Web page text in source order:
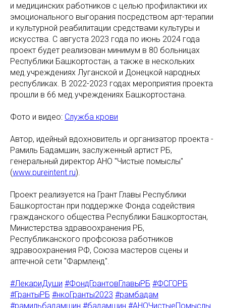
и медицинских работников с целью профилактики их
эмоционального выгорания посредством арт-терапии
и культурной реабилитации средствами культуры и
искусства. С августа 2023 года по июнь 2024 года
проект будет реализован минимум в 80 больницах
Республики Башкортостан, а также в нескольких
мед.учреждениях Луганской и Донецкой народных
республиках. В 2022-2023 годах мероприятия проекта
прошли в 66 мед.учреждениях Башкортостана.
Фото и видео: Служба крови
Автор, идейный вдохновитель и организатор проекта -
Рамиль Бадамшин, заслуженный артист РБ,
генеральный директор АНО "Чистые помыслы"
(www.pureintent.ru).
Проект реализуется на Грант Главы Республики
Башкортостан при поддержке Фонда содействия
гражданского общества Республики Башкортостан,
Министерства здравоохранения РБ,
Республиканского профсоюза работников
здравоохранения РФ, Союза мастеров сцены и
аптечной сети "Фармленд".
#ЛекариДуши #ФондГрантовГлавыРБ #ФСГОРБ
#ГрантыРБ #нкоГранты2023 #рамбадам
#рамильбадамшин #бадамшин #АНОЧистыеПомыслы